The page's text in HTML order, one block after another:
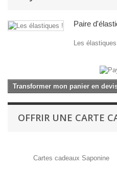
Paire
Les
Transformer mon panier en
OFFRIR UNE CARTE
Cartes cadeaux Saponine